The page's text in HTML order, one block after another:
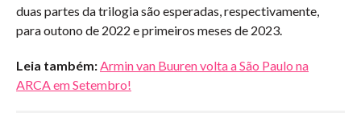
duas partes da trilogia são esperadas, respectivamente,
para outono de 2022 e primeiros meses de 2023.
Leia também:Armin van Buuren volta a São Paulo na
ARCA em Setembro!